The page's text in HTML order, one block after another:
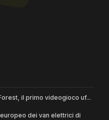
il primo videogioco uf...
dei van elettrici di